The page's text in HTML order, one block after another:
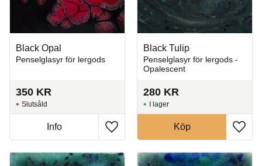
Black Opal
Penselglasyr för lergods
350 KR
Lägg till i favoriter
Slutsåld
Info
Black Tulip
Penselglasyr för lergods -
Opalescent
280 KR
Lägg
I lager
Köp